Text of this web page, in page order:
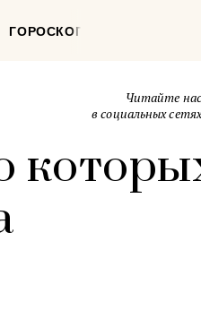
ГОРОСКОП
Читайте нас
в социальных сетях